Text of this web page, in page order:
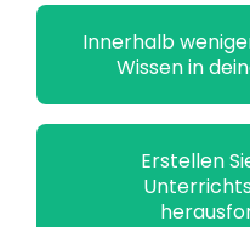
Innerhalb
Wissen in
Erstellen